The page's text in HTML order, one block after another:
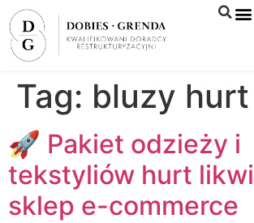
Tag: bluzy hurt
🚀 Pakiet odzieży i
tekstyliów hurt
sklep e-commerce